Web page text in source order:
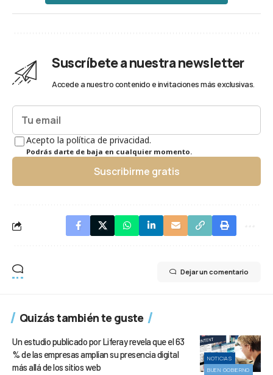
Suscríbete a nuestra newsletter
Accede a nuestro contenido e invitaciones más exclusivas.
Acepto la política de privacidad.
Podrás darte de baja en cualquier momento.
Suscribirme gratis
Dejar un comentario
Quizás también te guste
NOTICIAS
BUEN GOBIERNO
Un estudio publicado por Liferay revela que el 63
% de las empresas amplían su presencia digital
más allá de los sitios web